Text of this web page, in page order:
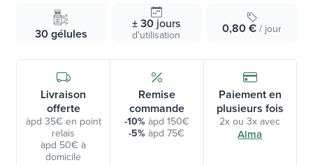
30 gélules
± 30 jours
d'utilisation 0,80 €/ jour
Livraison
offerte
àpd 35€ en point
relais
àpd 50€ à
domicile
Remise
commande
-10%àpd 150€
-5% àpd 75€
Paiement en
plusieurs fois
2x ou 3x avec
Alma